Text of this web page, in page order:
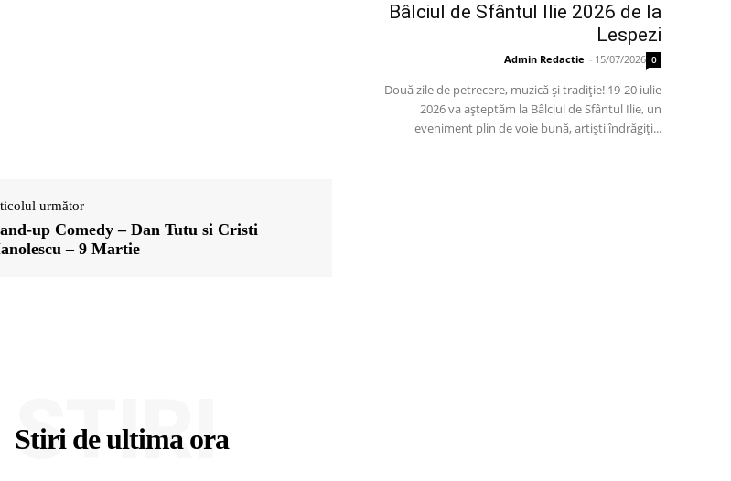
următor
up Comedy – Dan Tutu si Cristi
– 9 Martie
Bâlciul de Sfântul Ilie 2026 de la
Lespezi
Admin Redactie - 15/07/2026 0
Două zile de petrecere, muzică și tradiție! 19-20 iulie
2026 va așteptăm la Bâlciul de Sfântul Ilie, un
eveniment plin de voie bună, artiști îndrăgiți...
Stiri de ultima ora
STIRI